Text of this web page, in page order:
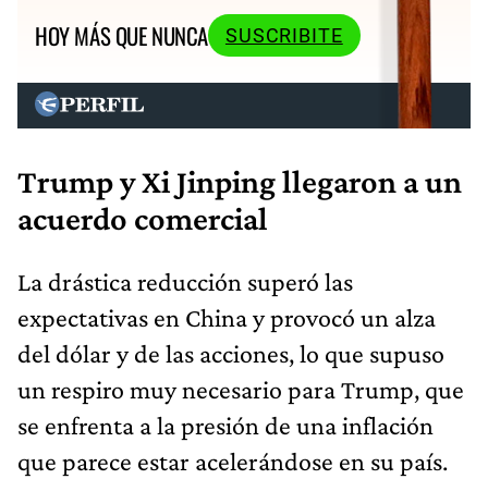
HOY MÁS QUE NUNCA
SUSCRIBITE
Trump y Xi Jinping llegaron a un
acuerdo comercial
La drástica reducción superó las
expectativas en China y provocó un alza
del dólar y de las acciones, lo que supuso
un respiro muy necesario para Trump, que
se enfrenta a la presión de una inflación
que parece estar acelerándose en su país.